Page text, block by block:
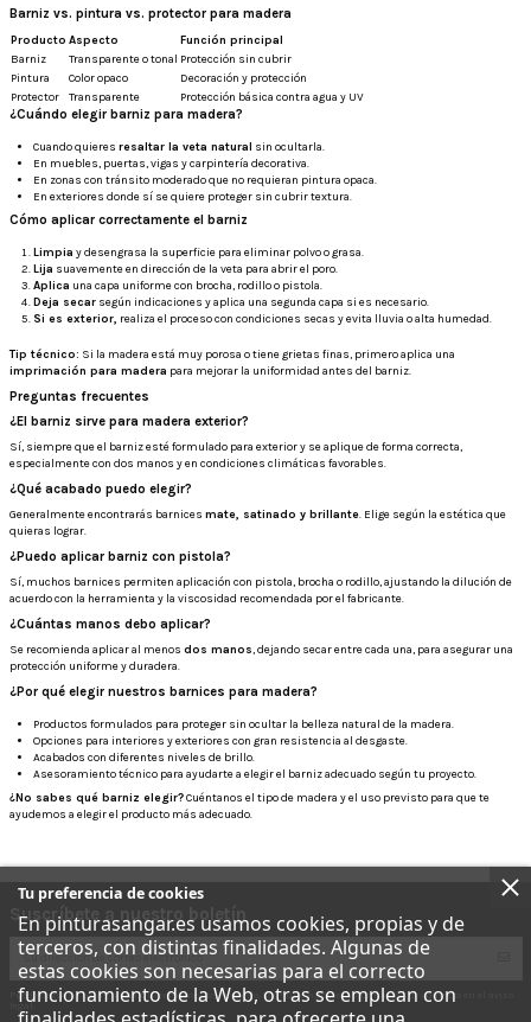
Barniz vs. pintura vs. protector para madera
Producto Aspecto
Función principal
Barniz
Transparente o tonal Protección sin cubrir
Pintura
Color opaco
Decoración y protección
Protector
Transparente Protección básica contra agua y UV
¿Cuándo elegir barniz para madera?
Cuando quieres resaltar la veta natural sin ocultarla.
En muebles, puertas, vigas y carpintería decorativa.
En zonas con tránsito moderado que no requieran pintura opaca.
En exteriores donde sí se quiere proteger sin cubrir textura.
Cómo aplicar correctamente el barniz
Limpia y desengrasa la superficie para eliminar polvo o grasa.
Lija suavemente en dirección de la veta para abrir el poro.
Aplica una capa uniforme con brocha, rodillo o pistola.
Deja secarsegún indicaciones y aplica una segunda capa si es necesario.
Si es exterior, realiza el proceso con condiciones secas y evita lluvia o alta humedad.
Tip técnico: Si la madera está muy porosa o tiene grietas finas, primero aplica una
imprimación para madera para mejorar la uniformidad antes del barniz.
Preguntas frecuentes
¿El barniz sirve para madera exterior?
Sí, siempre que el barniz esté formulado para exterior y se aplique de forma correcta,
especialmente con dos manos y en condiciones climáticas favorables.
¿Qué acabado puedo elegir?
Generalmente encontrarás barnices mate, satinado y brillante. Elige según la estética que
quieras lograr.
¿Puedo aplicar barniz con pistola?
Sí, muchos barnices permiten aplicación con pistola, brocha o rodillo, ajustando la dilución de
acuerdo con la herramienta y la viscosidad recomendada por el fabricante.
¿Cuántas manos debo aplicar?
Se recomienda aplicar al menos dos manos, dejando secar entre cada una, para asegurar una
protección uniforme y duradera.
¿Por qué elegir nuestros barnices para madera?
Productos formulados para proteger sin ocultar la belleza natural de la madera.
Opciones para interiores y exteriores con gran resistencia al desgaste.
Acabados con diferentes niveles de brillo.
Asesoramiento técnico para ayudarte a elegir el barniz adecuado según tu proyecto.
¿No sabes qué barniz elegir?Cuéntanos el tipo de madera y el uso previsto para que te
ayudemos a elegir el producto más adecuado.
Suscríbete a nuestro boletín
Puede darse de baja en cualquier momento. Para ello, consulte nuestra información de contacto en el aviso
Tu preferencia de cookies
En pinturasangar.es usamos cookies, propias y de
terceros, con distintas finalidades. Algunas de
estas cookies son necesarias para el correcto
funcionamiento de la Web, otras se emplean con